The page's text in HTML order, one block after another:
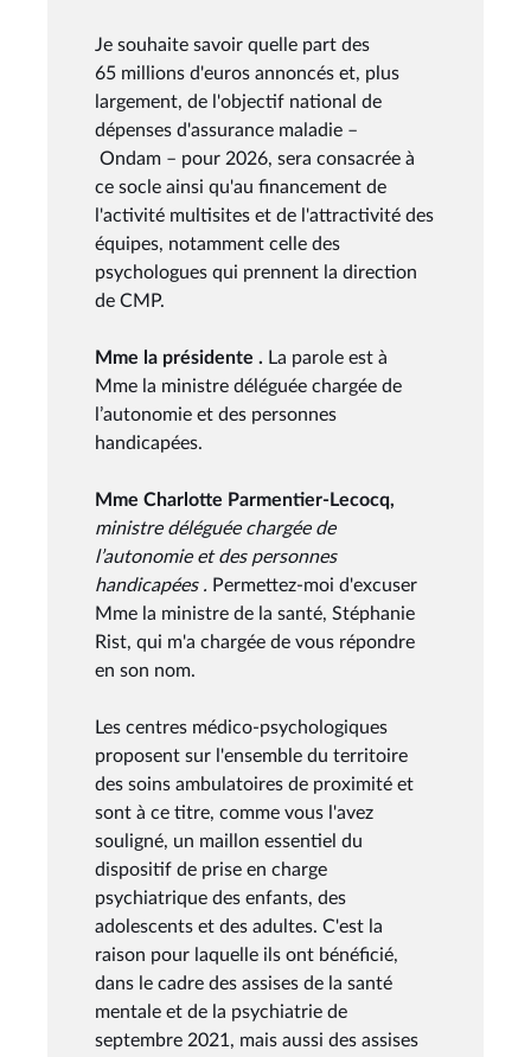
Je souhaite savoir quelle part des
65 millions d'euros annoncés et, plus
largement, de l'objectif national de
dépenses d'assurance maladie –
Ondam – pour 2026, sera consacrée à
ce socle ainsi qu'au financement de
l'activité multisites et de l'attractivité des
équipes, notamment celle des
psychologues qui prennent la direction
de CMP.
Mme la présidente . La parole est à
Mme la ministre déléguée chargée de
l’autonomie et des personnes
handicapées.
Mme Charlotte Parmentier-Lecocq,
ministre déléguée chargée de
l’autonomie et des personnes
handicapées . Permettez-moi d'excuser
Mme la ministre de la santé, Stéphanie
Rist, qui m'a chargée de vous répondre
en son nom.
Les centres médico-psychologiques
proposent sur l'ensemble du territoire
des soins ambulatoires de proximité et
sont à ce titre, comme vous l'avez
souligné, un maillon essentiel du
dispositif de prise en charge
psychiatrique des enfants, des
adolescents et des adultes. C'est la
raison pour laquelle ils ont bénéficié,
dans le cadre des assises de la santé
mentale et de la psychiatrie de
septembre 2021, mais aussi des assises